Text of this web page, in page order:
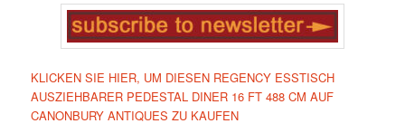
KLICKEN SIE HIER, UM DIESEN REGENCY ESSTISCH
AUSZIEHBARER PEDESTAL DINER 16 FT 488 CM AUF
CANONBURY ANTIQUES ZU KAUFEN